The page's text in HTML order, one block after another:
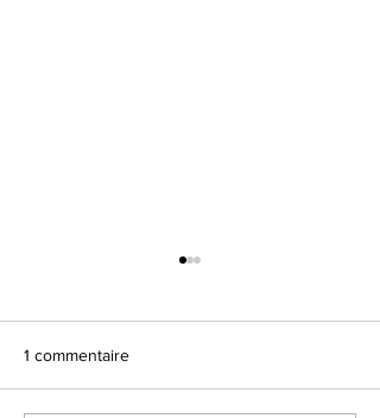
1 commentaire